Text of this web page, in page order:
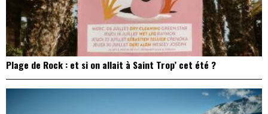
Plage de Rock : et si on allait à Saint Trop’ cet été ?